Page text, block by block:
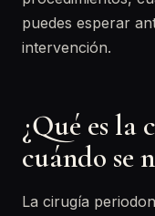
puedes esperar
intervención.
¿Qué es la
cuándo se
La cirugía